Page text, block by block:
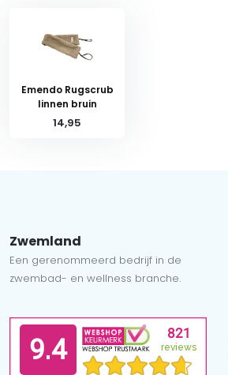
Emendo Rugscrub
linnen bruin
14,95
Zwemland
Een gerenommeerd bedrijf in de
zwembad- en wellness branche.